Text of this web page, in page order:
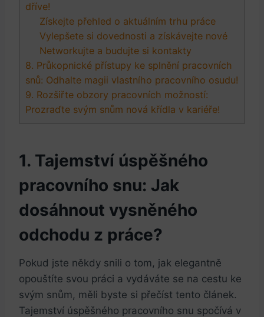
dříve!
Získejte přehled o aktuálním trhu práce
Vylepšete si dovednosti a získávejte nové
Networkujte a budujte si kontakty
8. Průkopnické ‌přístupy ke splnění pracovních
snů: Odhalte ⁤magii‍ vlastního pracovního osudu!
9. Rozšiřte obzory ‌pracovních možností:
Prozraďte svým snům nová křídla‍ v kariéře!
1. Tajemství úspěšného
pracovního‌ snu: Jak
dosáhnout vysněného
odchodu ​z práce?
Pokud jste někdy⁣ snili o⁤ tom, jak ‍elegantně
opouštíte svou práci a vydáváte se na cestu ke
svým ​snům, měli byste si přečíst tento ⁤článek.
Tajemství úspěšného ⁤pracovního snu spočívá v